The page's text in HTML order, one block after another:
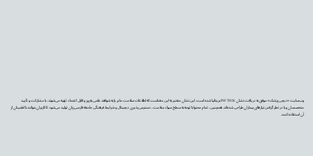
وب‌سایت «دیجی‌پزشک» موفق به دریافت نشان PIF TICK بریتانیا شده است. این نشان معتبر به این معناست که اطلاعات سلامت ما بر پایه شواهد علمی به‌روز و قابل اعتماد تهیه می‌شوند، با مشارکت و تأیید
متخصصان و با در نظر گرفتن نیازهای بیماران طراحی شده‌اند. همچنین، تمام محتوا با توجه به سطح سواد سلامت، دسترس‌پذیری دیجیتال و شرایط فرهنگی جامعه فارسی‌زبان تولید می‌شود تا کاربران بتوانند با اطمینان از
آن استفاده کنند.